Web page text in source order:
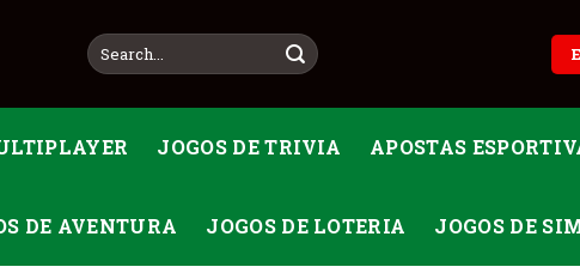
JOGOS DE TRIVIA APOSTAS
DE AVENTURA JOGOS DE LOTERIA JOGOS DE